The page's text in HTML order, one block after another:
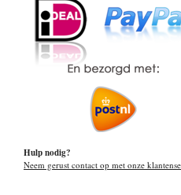
Hulp nodig?
Neem gerust contact op met onze